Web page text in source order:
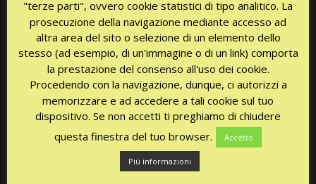
00:00 02:34
"terze parti", ovvero cookie statistici di tipo analitico. La
prosecuzione della navigazione mediante accesso ad
altra area del sito o selezione di un elemento dello
stesso (ad esempio, di un'immagine o di un link) comporta
la prestazione del consenso all'uso dei cookie.
Procedendo con la navigazione, dunque, ci autorizzi a
memorizzare e ad accedere a tali cookie sul tuo
dispositivo. Se non accetti ti preghiamo di chiudere
questa finestra del tuo browser.
Accetto
Più informazioni